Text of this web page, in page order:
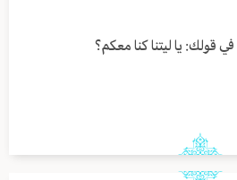
قولك: يا ليتنا كنا معكم؟